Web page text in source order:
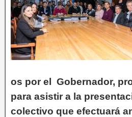
os por el Gobernador,
para asistir a la
colectivo que efectuará